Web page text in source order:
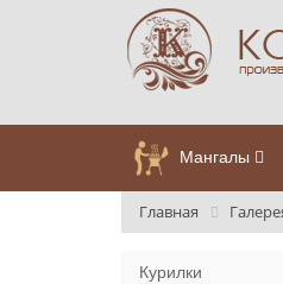
Мангалы
Главная
Курилки